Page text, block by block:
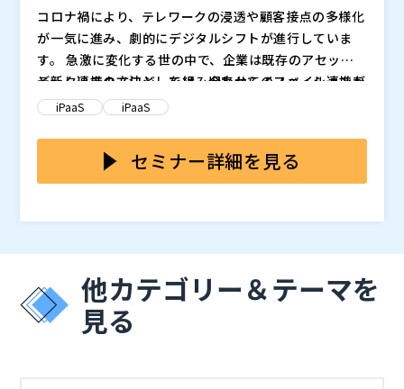
ード/ローコードのエンタープライズオートメーション
プラットフォーム「Workato」を用いて、アプリケー
ション間のデータ連携の手入力をどう無くせばよいの
か、データ連携の自動化をどう実現すればよいのか、に
ついて具体的な方法を解説します。
「Workato」は、システム間のAPI連携、iPaaS、会話
型ボット、レガシーシステム（ERPなど）との連携、R
PAとの協働、ワークフローの自動化など、全ての機能
をローコード開発で実現できる一体型プラットフォーム
です。
特に手作業を無くして業務効率改善やリスク低減を図り
たい方、業務自動化からデータ利活用や新たな価値創出
を進めたい方、業務自動化は進めたいが自部署で本当に
開発や運用が出来るのか不安に思っている方などにおす
すめです。
リックソフト株式会社（）
株式会社オープンソース活用研究所（） マジセミ株式
コロナ禍により、テレワークの浸透や顧客接点の多様化
が一気に進み、劇的にデジタルシフトが進行していま
す。 急激に変化する世の中で、企業は既存のアセット
と新しいテクノロジーを組み合わせてイノベーションを
起こし、顧客中心のDXを進める必要があります。 その
が今まで以上に重要です。 しかしながら、円滑なデー
タ連携が実現できている企業はそれほど多くはありませ
ん。
データ連携の方法としては、旧来からのファイル連携が
未だ主流です。 ただ、ファイル連携ではリアルタイム
用コストがかさむ等の問題があり、プロジェクトの進行
や開発スピードを遅らせ、DX推進の妨げとなっていま
す。 もはや従来のポイントツーポイントのファイル連
本セミナーでは、API連携基盤で円滑なシステム間連携
を実現し、DXをスピーディに進めていくためのシステ
ム構築の方法を解説します。 オージス総研がパートナ
い。
iPaaS iPaaS
セミナー詳細を見る
他カテゴリー＆テーマを
見る